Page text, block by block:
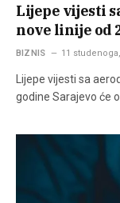
Lijepe vijesti
nove linije od
BIZNIS 11
Lijepe vijesti sa
godine Sarajevo će